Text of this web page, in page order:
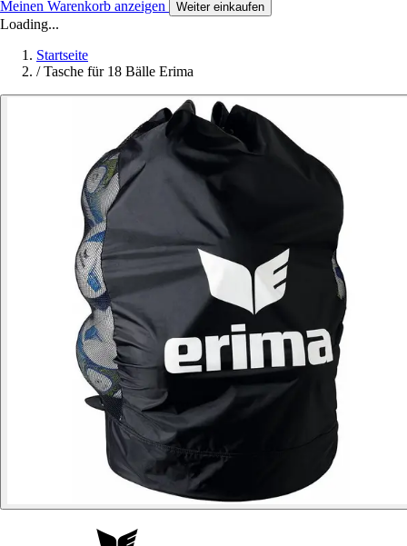
Meinen Warenkorb anzeigen Weiter einkaufen
Loading...
Startseite
/ Tasche für 18 Bälle Erima